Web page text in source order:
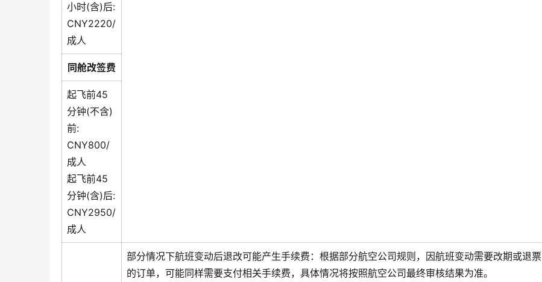
小时(含)后:
CNY2220/
成人
同舱改签费
起飞前45
分钟(不含)
前:
CNY800/
成人
起飞前45
分钟(含)后:
CNY2950/
成人
部分情况下航班变动后退改可能产生手续费：根据部分航空公司规则，因航班变动需要改期或退票
的订单，可能同样需要支付相关手续费，具体情况将按照航空公司最终审核结果为准。